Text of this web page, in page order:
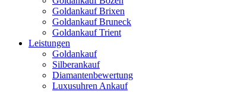
Goldankauf Brixen
Goldankauf Bruneck
Goldankauf Trient
Leistungen
Goldankauf
Silberankauf
Diamantenbewertung
Luxusuhren Ankauf